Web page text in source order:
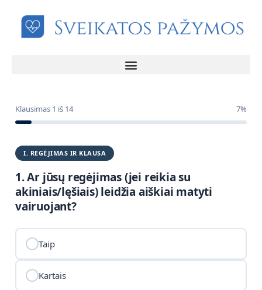
Klausimas 1 iš 14 7%
I. REGĖJIMAS IR KLAUSA
1. Ar jūsų regėjimas (jei reikia su
akiniais/lęšiais) leidžia aiškiai matyti
vairuojant?
Taip
Kartais